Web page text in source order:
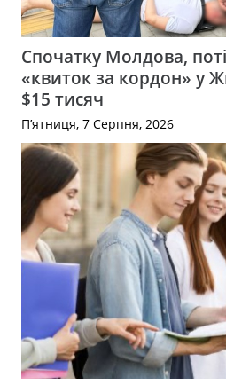
Спочатку Молдова,
«квиток за кордон» у
$15 тисяч
П’ятниця, 7 Серпня, 2026